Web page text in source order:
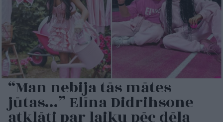
“Man nebija tās mātes
jūtas…” Elīna Didrihsone